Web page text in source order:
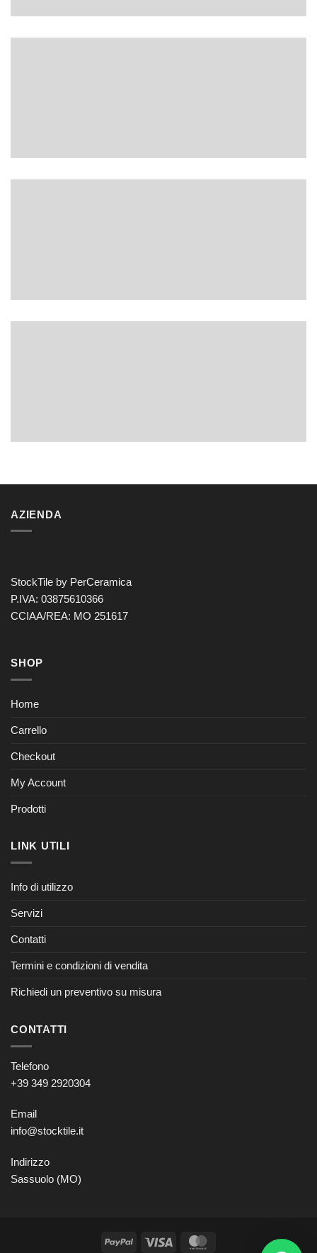
AZIENDA
StockTile by PerCeramica
P.IVA: 03875610366
CCIAA/REA: MO 251617
SHOP
Home
Carrello
Checkout
My Account
Prodotti
LINK UTILI
Info di utilizzo
Servizi
Contatti
Termini e condizioni di vendita
Richiedi un preventivo su misura
CONTATTI
Telefono
+39 349 2920304
Email
info@stocktile.it
Indirizzo
Sassuolo (MO)